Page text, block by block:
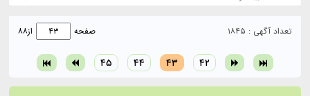
تعداد آگهی : ۱۸۴۵
۴۲ ۴۳ ۴۴ ۴۵
صفحه از۸۸